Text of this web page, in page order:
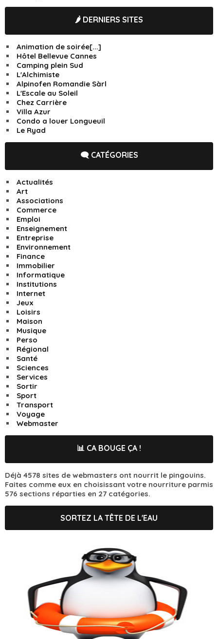
🌶️ DERNIERS SITES
Animation de soirée[...]
Hôtel Bellevue Cannes
Camping plein Sud
L'Alchimiste
Alpinofen Romandie Sàrl
L'Escale au Soleil
Chez Carrière
Villa Azur
Condo a louer Longueuil
Le Ryad
🗨️ CATÉGORIES
Actualités
Art
Associations
Commerce
Emploi
Enseignement
Entreprise
Environnement
Finance
Immobilier
Informatique
Institutions
Internet
Jeux
Loisirs
Maison
Musique
Perso
Régional
Santé
Sciences
Services
Sortir
Sport
Transport
Voyage
Webmaster
📊 CA BOUGE ÇA !
Déjà 4578 sites de webmasters ont nourrit le pingouins.
Faites comme eux en choisissant votre nourriture parmis
576 sections réparties en 27 catégories.
SORTEZ LA TÊTE DE L'EAU